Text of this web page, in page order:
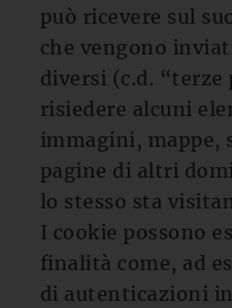
può ricevere sul
che vengono
diversi (c.d.
risiedere alcuni
immagini, mappe,
pagine di altri
lo stesso sta
I cookie possono
finalità come, ad
di autenticazioni